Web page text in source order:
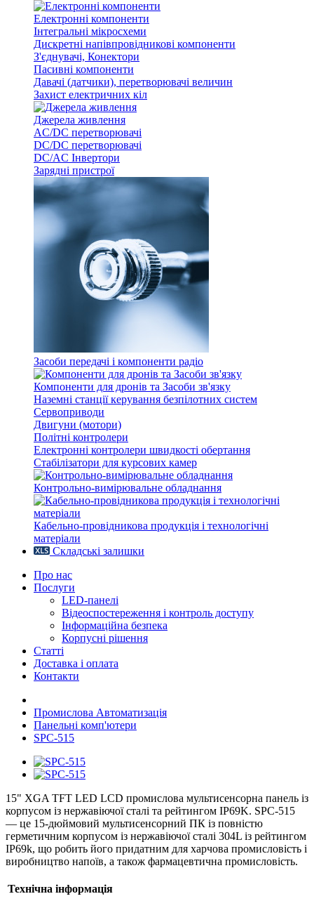
Електронні компоненти
Інтегральні мікросхеми
Дискретні напівпровідникові компоненти
З'єднувачі, Конектори
Пасивні компоненти
Давачі (датчики), перетворювачі величин
Захист електричних кіл
Джерела живлення
AC/DC перетворювачі
DC/DC перетворювачі
DC/AC Інвертори
Зарядні пристрої
Засоби передачі і компоненти радіо
Компоненти для дронів та Засоби зв'язку
Наземні станції керування безпілотних систем
Сервоприводи
Двигуни (мотори)
Політні контролери
Електронні контролери швидкості обертання
Стабілізатори для курсових камер
Контрольно-вимірювальне обладнання
Кабельно-провідникова продукція і технологічні
матеріали
Складські залишки
Про нас
Послуги
LED-панелі
Відеоспостереження і контроль доступу
Інформаційна безпека
Корпусні рішення
Статті
Доставка і оплата
Контакти
Промислова Автоматизація
Панельні комп'ютери
SPC-515
15" XGA TFT LED LCD промислова мультисенсорна панель із
корпусом із нержавіючої сталі та рейтингом IP69K. SPC-515
— це 15-дюймовий мультисенсорний ПК із повністю
герметичним корпусом із нержавіючої сталі 304L із рейтингом
IP69k, що робить його придатним для харчова промисловість і
виробництво напоїв, а також фармацевтична промисловість.
Технічна інформація